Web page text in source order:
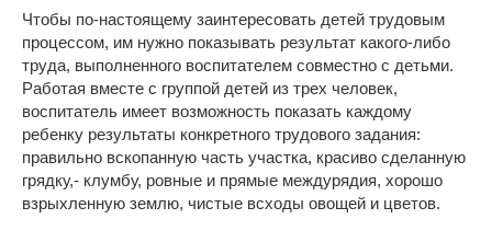
Чтобы по-настоящему заинтересовать детей трудовым
процессом, им нужно показывать результат какого-либо
труда, выполненного воспитателем совместно с детьми.
Работая вместе с группой детей из трех человек,
воспитатель имеет возможность показать каждому
ребенку результаты конкретного трудового задания:
правильно вскопанную часть участка, красиво сделанную
грядку,- клумбу, ровные и прямые междурядия, хорошо
взрыхленную землю, чистые всходы овощей и цветов.